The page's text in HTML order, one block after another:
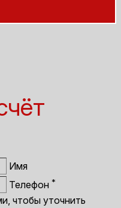
Имя
Телефон *
чтобы уточнить